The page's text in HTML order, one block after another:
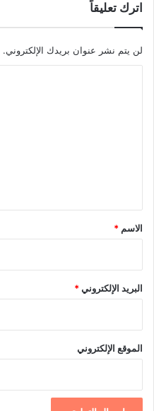
اترك تعليقاً
لن يتم نشر عنوان بريدك الإلكتروني.
*
الاسم *
البريد الإلكتروني*
الموقع الإلكتروني